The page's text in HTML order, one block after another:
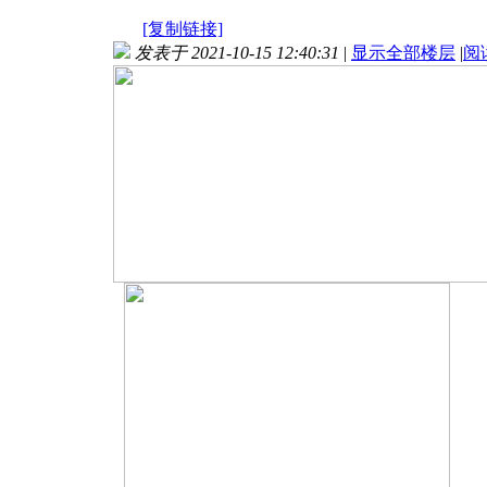
[复制链接]
发表于 2021-10-15 12:40:31 | 显示全部楼层 |阅